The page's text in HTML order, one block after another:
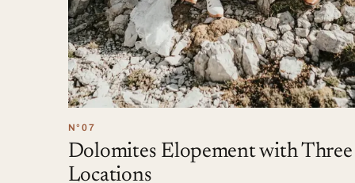
N°07
Dolomites Elopement with Three
Locations